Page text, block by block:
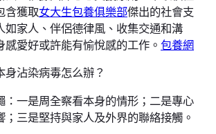
含獲取女大生包養俱樂部傑出的社會支
如家人、伴侶德律風、收集交通和溝
愛好或許能有愉悅感的工作。 包養網
身沾染病毒怎么辦？
：一是周全察看本身的情形；二是專心
；三是堅持與家人及外界的聯絡接觸。